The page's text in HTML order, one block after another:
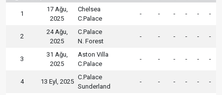
1
17 Ağu,
2025
Chelsea
C.Palace
- - - - - -
2
24 Ağu,
2025
C.Palace
N. Forest
- - - - - -
3
31 Ağu,
2025
Aston Villa
C.Palace
- - - - - -
4 13 Eyl, 2025
C.Palace
Sunderland
- - - - - -